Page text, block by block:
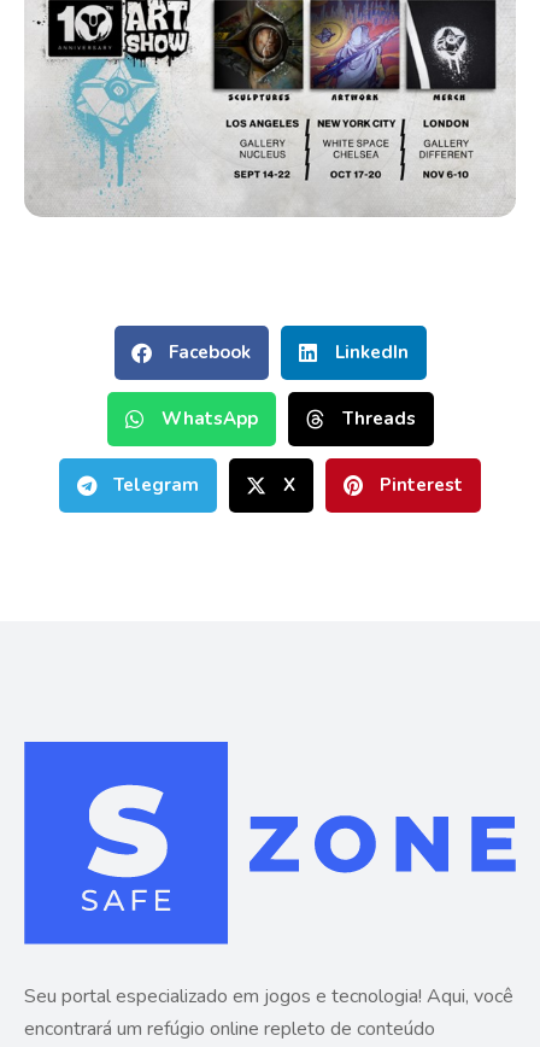
Facebook LinkedIn
WhatsApp Threads
Telegram X Pinterest
Seu portal especializado em jogos e tecnologia! Aqui, você
encontrará um refúgio online repleto de conteúdo